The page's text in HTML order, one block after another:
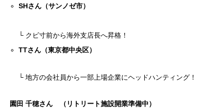
SHさん（サンノゼ市）
└ クビ寸前から海外支店長へ昇格！
TTさん（東京都中央区）
└ 地方の会社員から一部上場企業にヘッドハンティング！
園田 千穂さん （リトリート施設開業準備中）